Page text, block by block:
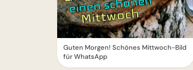
Guten Morgen! Schönes Mittwoch-Bild
für WhatsApp